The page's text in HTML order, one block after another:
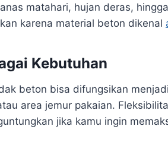
matahari, hujan deras,
karena material beton dikenal
Kebutuhan
beton bisa difungsikan
area jemur pakaian.
jika kamu ingin